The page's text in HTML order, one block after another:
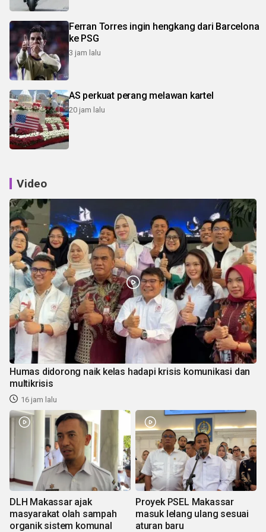
Ferran Torres ingin hengkang dari Barcelona
ke PSG
3 jam lalu
AS perkuat perang melawan kartel
20 jam lalu
Video
Humas didorong naik kelas hadapi krisis komunikasi dan
multikrisis
16 jam lalu
DLH Makassar ajak
masyarakat olah sampah
organik sistem komunal
Proyek PSEL Makassar
masuk lelang ulang sesuai
aturan baru